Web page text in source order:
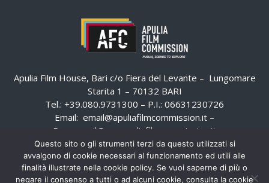
Apulia Film House, Bari c/o Fiera del Levante – Lungomare
Starita 1 – 70132 BARI
Tel.: +39.080.9731300 – P.I.: 06631230726
Email: email@apuliafilmcommission.it –
Pec:
email@pec.apuliafilmcommission.it
Questo sito o gli strumenti terzi da questo utilizzati si
avvalgono di cookie necessari al funzionamento ed utili alle
finalità illustrate nella cookie policy. Se vuoi saperne di più o
negare il consenso a tutti o ad alcuni cookie, consulta la cookie